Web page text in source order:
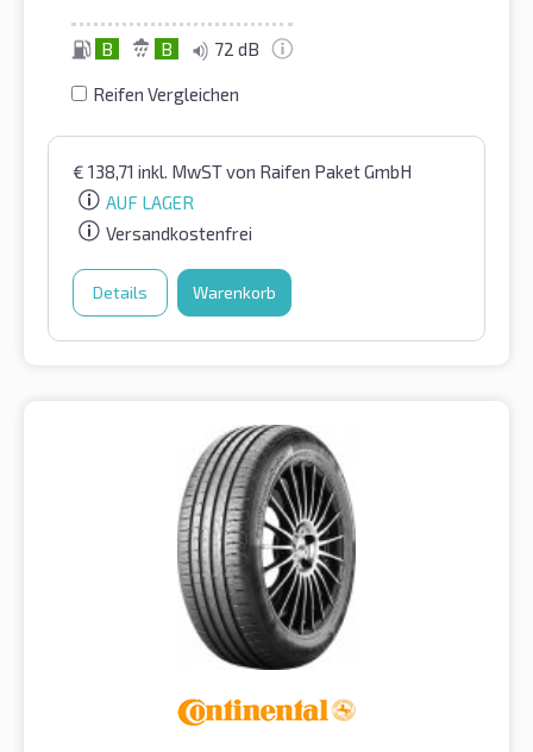
B B 72 dB
Reifen Vergleichen
€ 138,71 inkl. MwSTvon Raifen Paket GmbH
AUF LAGER
Versandkostenfrei
Details Warenkorb